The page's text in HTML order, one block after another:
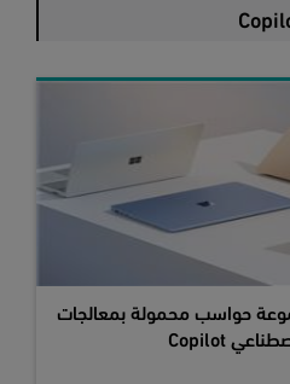
حواسب محمولة بمعالجات